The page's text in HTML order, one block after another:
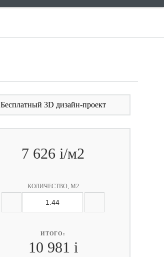
Бесплатный 3D дизайн-проект
7 626 i/м2
КОЛИЧЕСТВО, М2
ИТОГО:
10 981 i